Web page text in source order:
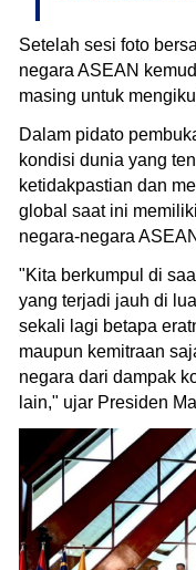
Setelah sesi foto
negara ASEAN
masing untuk
Dalam pidato
kondisi dunia yang
ketidakpastian dan
global saat ini
negara-negara
"Kita berkumpul di
yang terjadi jauh di
sekali lagi betapa
maupun kemitraan
negara dari dampak
lain," ujar Presiden